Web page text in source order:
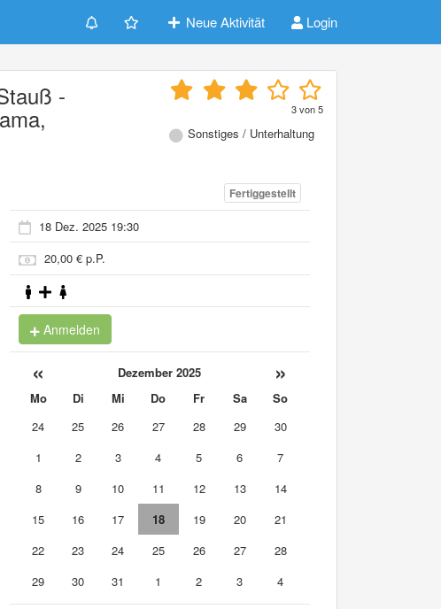
Neue Aktivität Login
- 3von5
Sonstiges / Unterhaltung
Fertiggestellt
18 Dez. 2025 19:30
20,00 € p.P.
Anmelden
« Dezember 2025 »
Mo Di Mi Do Fr Sa
So
24
25 26 27 28 29
30
1
2 3 4 5 6
7
8
9 10 11 12 13
14
15
16 17 18 19 20
21
22
23 24 25 26 27
28
29
30 31 1 2 3 4